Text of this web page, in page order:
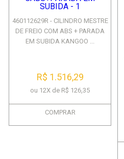
460112629R - CILINDRO MESTRE
DE FREIO COM ABS + PARADA
EM SUBIDA KANGOO ...
R$ 1.516,29
ou 12X de R$ 126,35
COMPRAR